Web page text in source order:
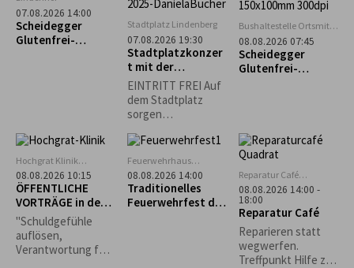
möglich.
07.08.2026 14:00
Scheidegger
Glutenfrei-
Stadtplatz Lindenberg
07.08.2026 19:30
Stadtplatzkonzer
t mit der
Musikkapelle
Opfenbach
EINTRITT FREI Auf
dem Stadtplatz
sorgen
Vereine für
Sitzgelegenheiten
und das leibliche
Wohl. *Die
Veranstaltung
Bushaltestelle Ortsmitte
Scheidegg
08.08.2026 07:45
Scheidegger
Glutenfrei-
Hochgrat Klinik
Stiefenhofen
08.08.2026 10:15
ÖFFENTLICHE
VORTRÄGE in der
Hochgrat Klinik
"Schuldgefühle
auflösen,
Verantwortung für
Feuerwehrhaus
Scheidegg
08.08.2026 14:00
Traditionelles
Feuerwehrfest der
Reparatur Café
Oberreute
08.08.2026 14:00 -
18:00
Reparatur Café
Reparieren statt
wegwerfen.
Treffpunkt Hilfe zur